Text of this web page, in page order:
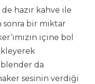
hazır kahve ile
sonra bir miktar
içine bol
da
sesinin verdiği